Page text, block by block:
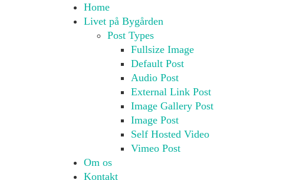
Home
Livet på Bygården
Post Types
Fullsize Image
Default Post
Audio Post
External Link Post
Image Gallery Post
Image Post
Self Hosted Video
Vimeo Post
Om os
Kontakt